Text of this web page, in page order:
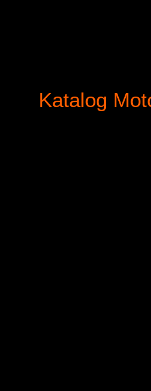
Katalog